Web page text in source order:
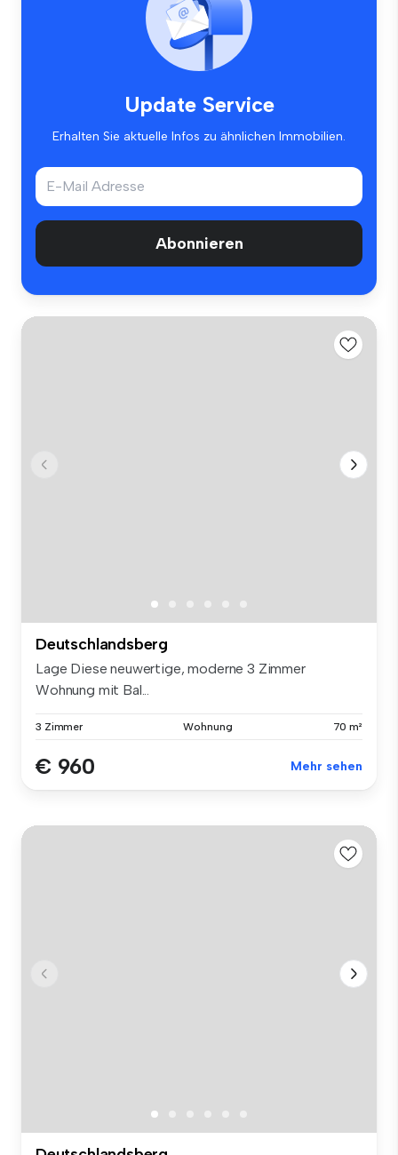
Update Service
Erhalten Sie aktuelle Infos zu ähnlichen Immobilien.
Abonnieren
Deutschlandsberg
Lage Diese neuwertige, moderne 3 Zimmer
Wohnung mit Bal...
3 Zimmer Wohnung 70 m²
€ 960 Mehr sehen